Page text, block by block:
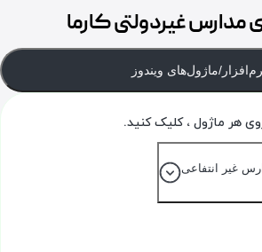
مدارس غیردولتی کارما
ماژول‌های ویندوز
هر ماژول ، کلیک کنید.
غیر انتفاعی